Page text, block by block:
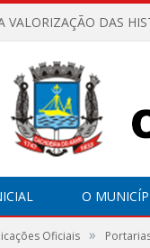
VALORIZAÇÃO DAS
O
Oficiais »